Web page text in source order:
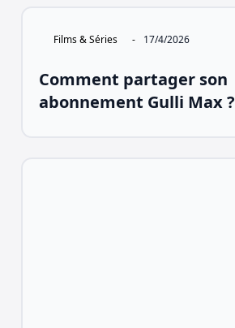
Films & Séries - 17/4/2026
Comment partager son
abonnement Gulli Max ?